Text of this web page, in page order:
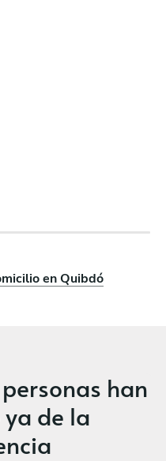
en Quibdó
han
de la